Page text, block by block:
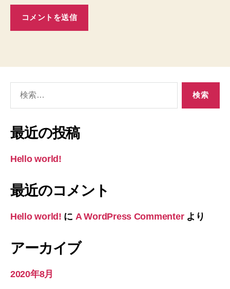
象:
最近の投稿
Hello world!
最近のコメント
Hello world! に A WordPress Commenterより
アーカイブ
2020年8月